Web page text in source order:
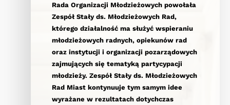
Rada Organizacji Młodzieżowych powołała
Zespół Stały ds. Młodzieżowych Rad,
którego działalność ma służyć wspieraniu
młodzieżowych radnych, opiekunów rad
oraz instytucji i organizacji pozarządowych
zajmujących się tematyką partycypacji
młodzieży. Zespół Stały ds. Młodzieżowych
Rad Miast kontynuuje tym samym idee
wyrażane w rezultatach dotychczas